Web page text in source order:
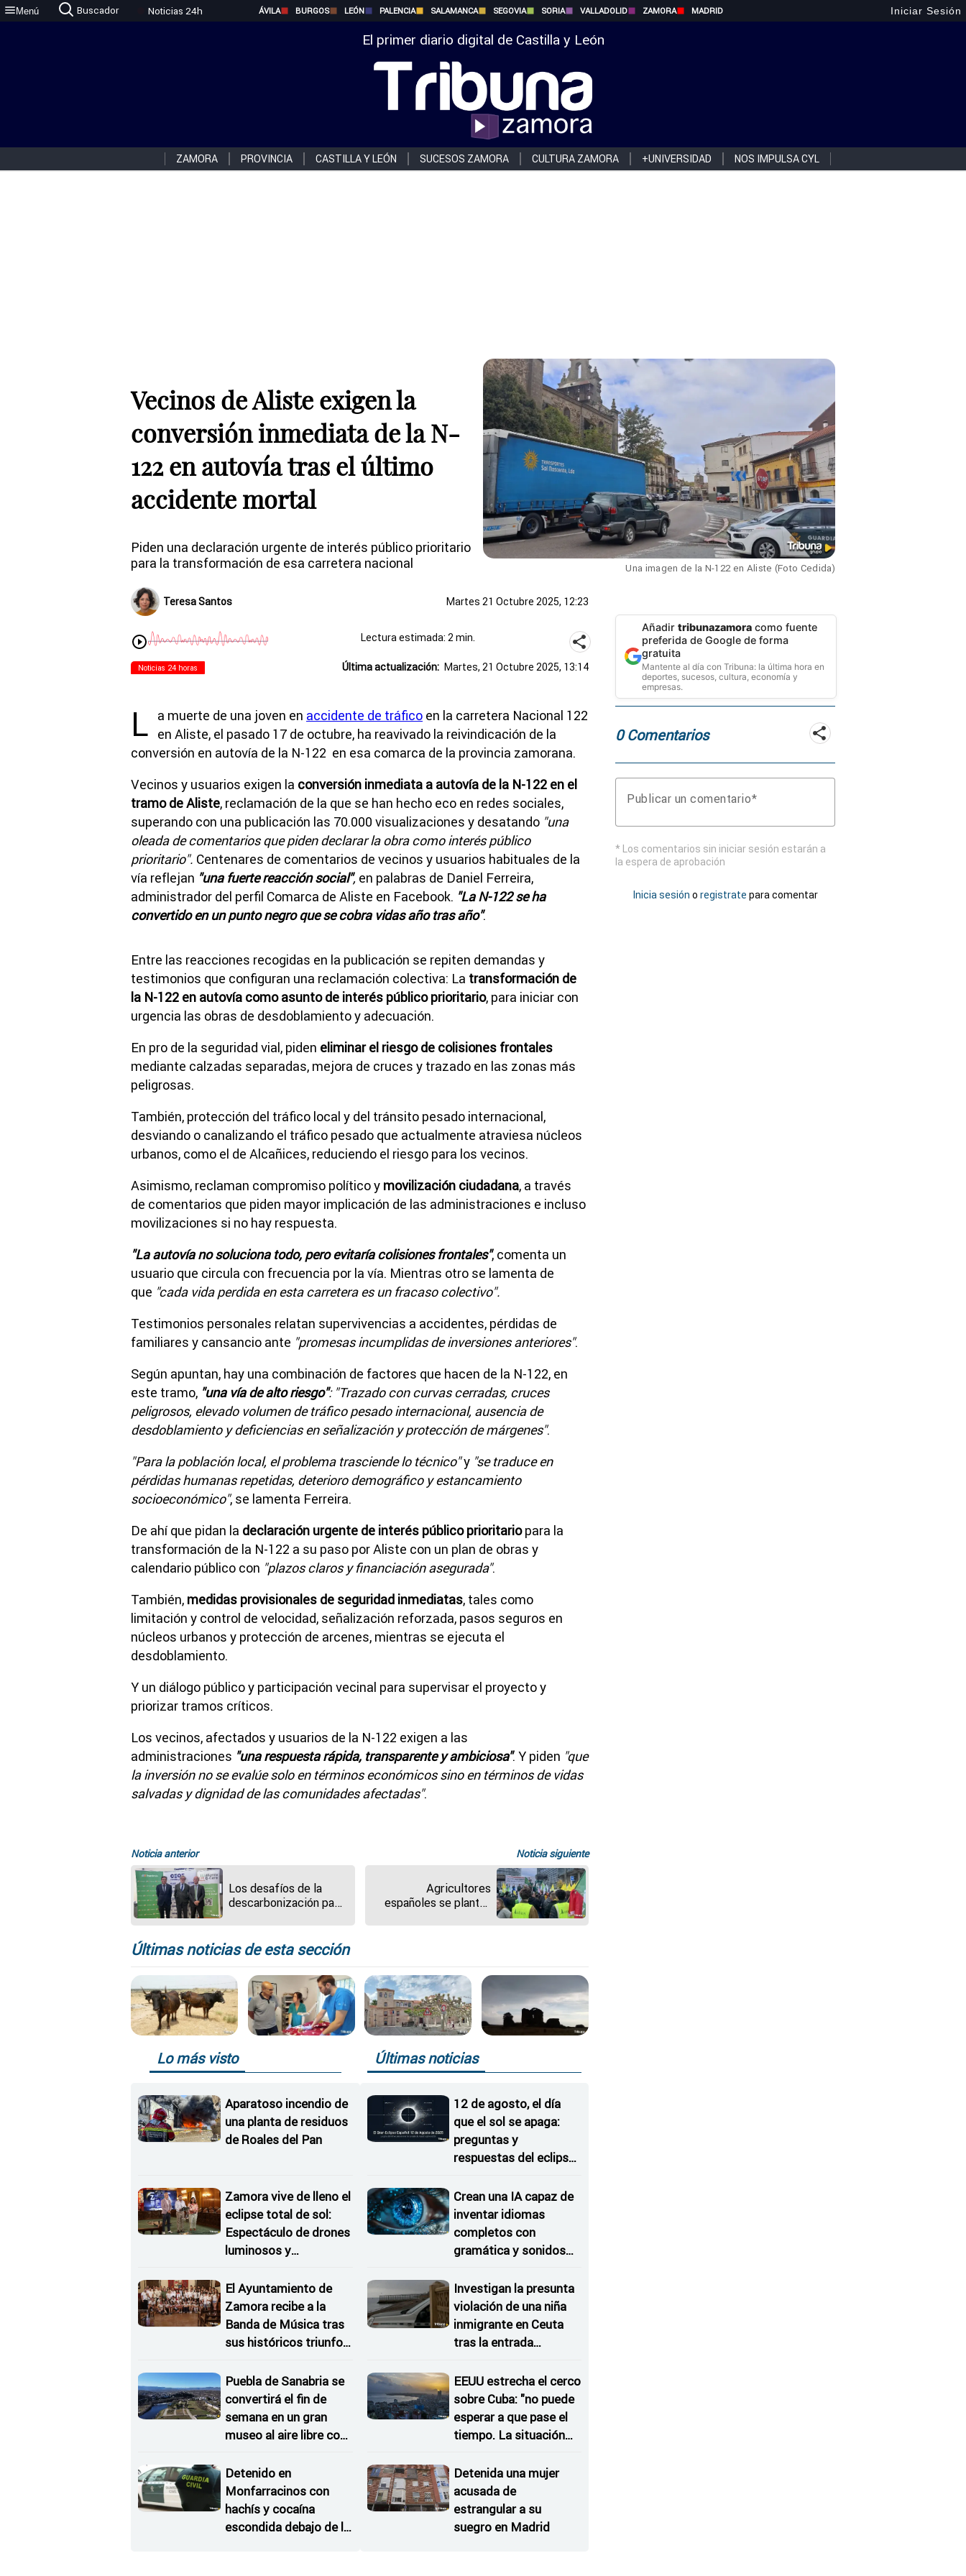
Menú Buscador Noticias 24h ÁVILA BURGOS LEÓN PALENCIA SALAMANCA SEGOVIA SORIA VALLADOLID ZAMORA MADRID Iniciar Sesión
El primer diario digital de Castilla y León
ZAMORA PROVINCIA CASTILLA Y LEÓN SUCESOS ZAMORA CULTURA ZAMORA +UNIVERSIDAD NOS IMPULSA CYL
Vecinos de Aliste exigen la
conversión inmediata de la N-
122 en autovía tras el último
accidente mortal
Piden una declaración urgente de interés público prioritario
para la transformación de esa carretera nacional
Una imagen de la N-122 en Aliste (Foto Cedida)
Teresa Santos Martes 21 Octubre 2025, 12:23
Lectura estimada: 2 min.
Noticias 24 horas Última actualización: Martes, 21 Octubre 2025, 13:14
L a muerte de una joven en accidente de tráfico en la carretera Nacional 122
en Aliste, el pasado 17 de octubre, ha reavivado la reivindicación de la
conversión en autovía de la N-122 en esa comarca de la provincia zamorana.
Vecinos y usuarios exigen la conversión inmediata a autovía de la N-122 en el
tramo de Aliste, reclamación de la que se han hecho eco en redes sociales,
superando con una publicación las 70.000 visualizaciones y desatando "una
oleada de comentarios que piden declarar la obra como interés público
prioritario". Centenares de comentarios de vecinos y usuarios habituales de la
vía reflejan "una fuerte reacción social", en palabras de Daniel Ferreira,
administrador del perfil Comarca de Aliste en Facebook. "La N-122 se ha
convertido en un punto negro que se cobra vidas año tras año".
Entre las reacciones recogidas en la publicación se repiten demandas y
testimonios que configuran una reclamación colectiva: La transformación de
la N-122 en autovía como asunto de interés público prioritario, para iniciar con
urgencia las obras de desdoblamiento y adecuación.
En pro de la seguridad vial, piden eliminar el riesgo de colisiones frontales
mediante calzadas separadas, mejora de cruces y trazado en las zonas más
peligrosas.
También, protección del tráfico local y del tránsito pesado internacional,
desviando o canalizando el tráfico pesado que actualmente atraviesa núcleos
urbanos, como el de Alcañices, reduciendo el riesgo para los vecinos.
Asimismo, reclaman compromiso político y movilización ciudadana, a través
de comentarios que piden mayor implicación de las administraciones e incluso
movilizaciones si no hay respuesta.
"La autovía no soluciona todo, pero evitaría colisiones frontales", comenta un
usuario que circula con frecuencia por la vía. Mientras otro se lamenta de
que "cada vida perdida en esta carretera es un fracaso colectivo".
Testimonios personales relatan supervivencias a accidentes, pérdidas de
familiares y cansancio ante "promesas incumplidas de inversiones anteriores".
Según apuntan, hay una combinación de factores que hacen de la N-122, en
este tramo, "una vía de alto riesgo": "Trazado con curvas cerradas, cruces
peligrosos, elevado volumen de tráfico pesado internacional, ausencia de
desdoblamiento y deficiencias en señalización y protección de márgenes".
"Para la población local, el problema trasciende lo técnico"y "se traduce en
pérdidas humanas repetidas, deterioro demográfico y estancamiento
socioeconómico", se lamenta Ferreira.
De ahí que pidan la declaración urgente de interés público prioritariopara la
transformación de la N-122 a su paso por Aliste con un plan de obras y
calendario público con "plazos claros y financiación asegurada".
También, medidas provisionales de seguridad inmediatas, tales como
limitación y control de velocidad, señalización reforzada, pasos seguros en
núcleos urbanos y protección de arcenes, mientras se ejecuta el
desdoblamiento.
Y un diálogo público y participación vecinal para supervisar el proyecto y
priorizar tramos críticos.
Los vecinos, afectados y usuarios de la N-122 exigen a las
administraciones "una respuesta rápida, transparente y ambiciosa". Y piden "que
la inversión no se evalúe solo en términos económicos sino en términos de vidas
salvadas y dignidad de las comunidades afectadas".
Noticia anterior
Los desafíos de la
descarbonización para
competitiva, a debate
en Castilla y León
Noticia siguiente
Agricultores
españoles se plantan
Últimas noticias de esta sección
Lo más visto
Aparatoso incendio de
una planta de residuos
de Roales del Pan
Zamora vive de lleno el
eclipse total de sol:
Espectáculo de drones
luminosos y
Estrellas
El Ayuntamiento de
Zamora recibe a la
Banda de Música tras
sus históricos triunfos
Puebla de Sanabria se
convertirá el fin de
semana en un gran
museo al aire libre con
Detenido en
Monfarracinos con
hachís y cocaína
escondida debajo de la
Últimas noticias
12 de agosto, el día
que el sol se apaga:
preguntas y
respuestas del eclipse
Crean una IA capaz de
inventar idiomas
completos con
gramática y sonidos
Investigan la presunta
violación de una niña
inmigrante en Ceuta
tras la entrada
EEUU estrecha el cerco
sobre Cuba: "no puede
esperar a que pase el
tiempo. La situación
Detenida una mujer
acusada de
estrangular a su
suegro en Madrid
Añadir tribunazamora como fuente
preferida de Google de forma
gratuita
Mantente al día con Tribuna: la última hora en
deportes, sucesos, cultura, economía y
empresas.
0 Comentarios
Publicar un comentario
* Los comentarios sin iniciar sesión estarán a
la espera de aprobación
Inicia sesión o registrate para comentar